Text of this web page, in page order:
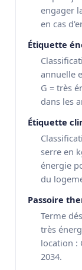
engager
en cas
Étiquette
annuelle
G = très
dans les
Étiquette
serre en
énergie
du
Passoire
Terme
très
location :
2034.